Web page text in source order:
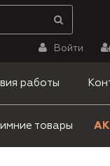
Войти
работы
товары